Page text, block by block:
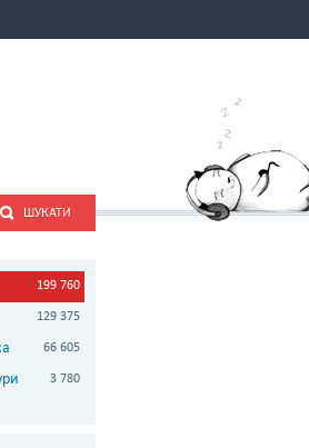
ШУКАТИ
199 760
129 375
66 605
3 780